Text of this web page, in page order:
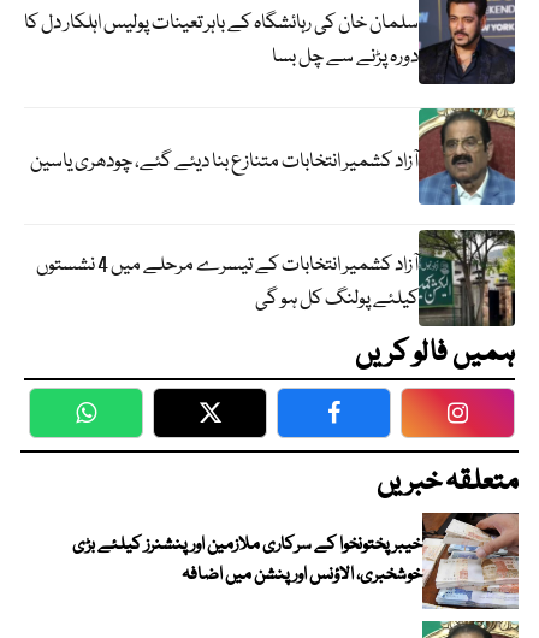
سلمان خان کی رہائشگاہ کے باہر تعینات پولیس اہلکار دل کا
دورہ پڑنے سے چل بسا
آزاد کشمیر انتخابات متنازع بنا دیئے گئے، چودھری یاسین
آزاد کشمیر انتخابات کے تیسرے مرحلے میں 4 نشستوں
کیلئے پولنگ کل ہو گی
ہمیں فالو کریں
WhatsApp Twitter Facebook
متعلقہ خبریں
خیبرپختونخوا کے سرکاری ملازمین اور پنشنرز کیلئے بڑی
خوشخبری، الاؤنس اور پنشن میں اضافہ